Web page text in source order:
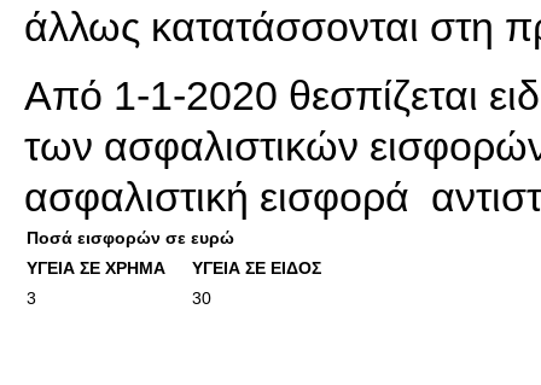
άλλως κατατάσσονται στη
Από 1-1-2020 θεσπίζεται
των ασφαλιστικών
ασφαλιστική εισφορά
Ποσά εισφορών σε ευρώ
ΥΓΕΙΑ ΣΕ ΧΡΗΜΑ
ΥΓΕΙΑ ΣΕ ΕΙΔΟΣ
3
30